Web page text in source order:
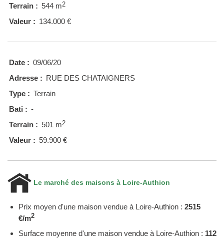
Terrain : 544 m2
Valeur : 134.000 €
Date : 09/06/20
Adresse : RUE DES CHATAIGNERS
Type : Terrain
Bati : -
Terrain : 501 m2
Valeur : 59.900 €
Le marché des maisons à Loire-Authion
Prix moyen d'une maison vendue à Loire-Authion : 2515
€/m2
Surface moyenne d'une maison vendue à Loire-Authion : 112